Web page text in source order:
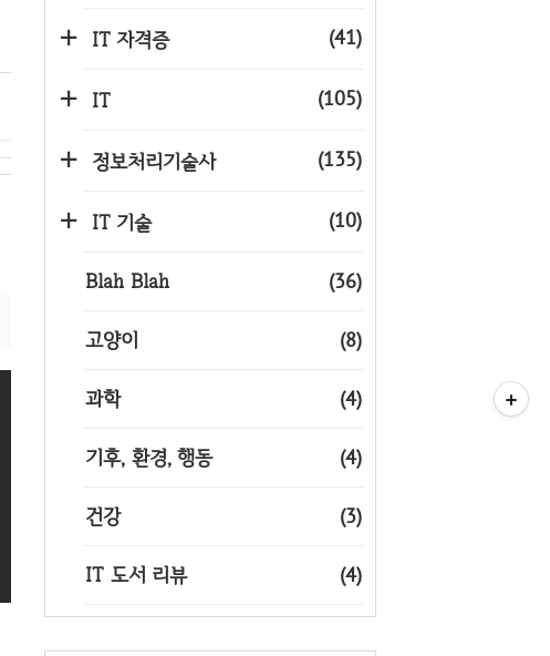
IT 자격증 (41)
IT (105)
정보처리기술사 (135)
IT 기술 (10)
Blah Blah (36)
고양이 (8)
과학 (4)
기후, 환경, 행동 (4)
건강 (3)
IT 도서 리뷰 (4)